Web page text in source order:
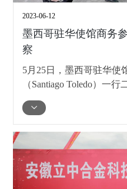
2023-06-12
墨西哥驻华使馆商务
察
5月25日，墨西哥驻华使
（Santiago Toledo）一
立中项目进行调研座谈。